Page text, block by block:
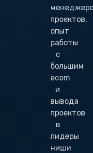
проектов,
опыт
работы
с
большим
ecom
и
вывода
проектов
в
лидеры
ниши